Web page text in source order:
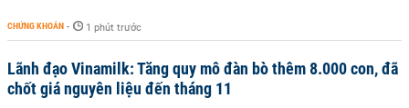
CHỨNG KHOÁN - 1 phút trước
Lãnh đạo Vinamilk: Tăng quy mô đàn bò thêm 8.000 con, đã
chốt giá nguyên liệu đến tháng 11